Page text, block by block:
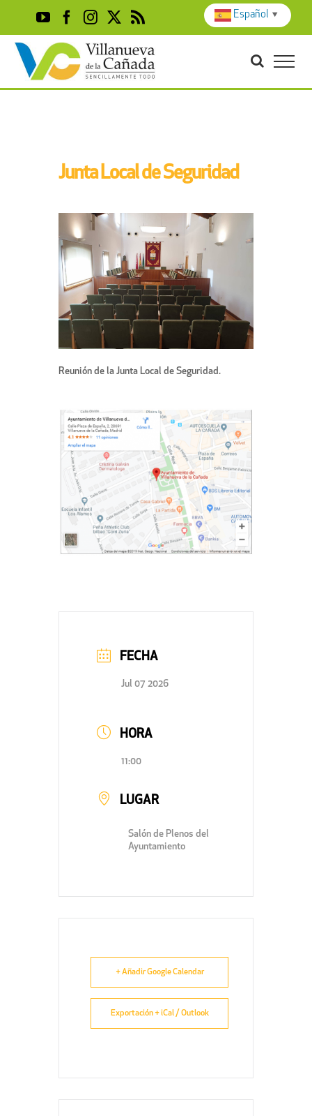
content
YouTubeFacebook
Instagram
X Rss
Junta Local de Seguridad
Reunión de la Junta Local de Seguridad.
FECHA
Jul 07 2026
HORA
11:00
LUGAR
Salón de Plenos del
Ayuntamiento
+ Añadir Google Calendar
Exportación + iCal / Outlook
Español ▼